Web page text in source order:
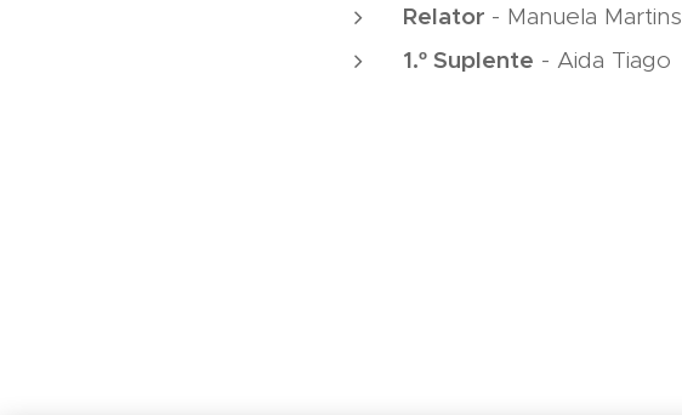
Relator - Manuela Martins
1.º Suplente - Aida Tiago